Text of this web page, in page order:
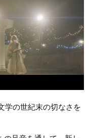
学の世紀末の切なさを